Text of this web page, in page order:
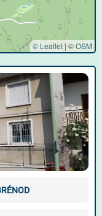
© Leaflet | ©OSM